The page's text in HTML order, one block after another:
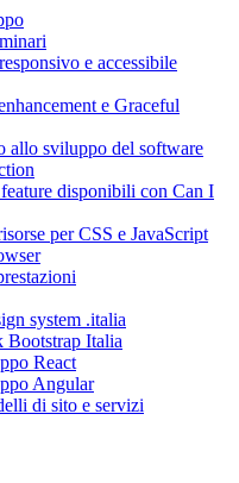
e accessibile
e Graceful
allo sviluppo del software
disponibili con Can I
per CSS e JavaScript
system .italia
Bootstrap Italia
React
Angular
di sito e servizi